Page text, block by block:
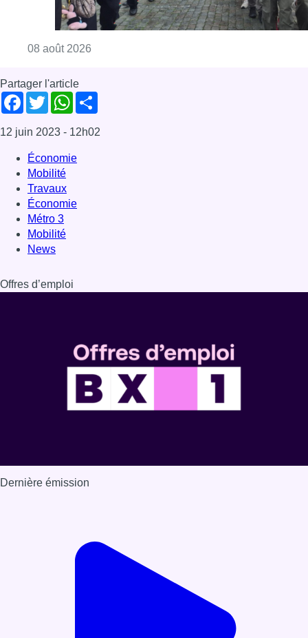
08 août 2026
Partager l'article
Facebook
TwitterWhatsApp
12 juin 2023 - 12h02
Économie
Mobilité
Travaux
Économie
Métro 3
Mobilité
News
Offres d’emploi
Dernière émission